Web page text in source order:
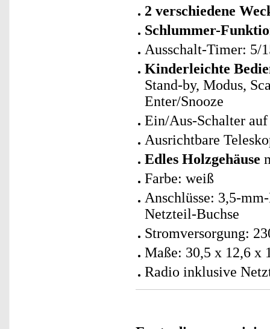
2 verschiedene
Schlummer-
Ausschalt-Timer: 5/
Kinderleichte
Stand-by, Modus,
Enter/Snooze
Ein/Aus-Schalter
Ausrichtbare
Edles Holzgehäuse
Farbe: weiß
Anschlüsse: 3,5-
Netzteil-Buchse
Stromversorgung:
Maße: 30,5 x 12,6 x
Radio inklusive